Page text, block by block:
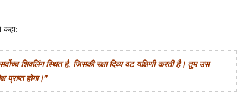
कहा:
शिवलिंग स्थित है, जिसकी रक्षा दिव्य वट यक्षिणी करती है। तुम उस
प्राप्त होगा।”